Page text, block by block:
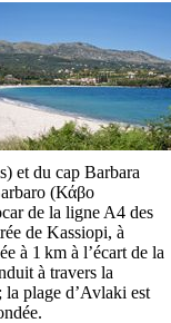
) et du cap Barbara
(Κάβο
de la ligne A4 des
de Kassiopi, à
à 1 km à l’écart de la
à travers la
; la plage d’Avlaki est